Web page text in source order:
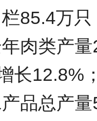
85.4万
肉类产
长12.8%
品总产